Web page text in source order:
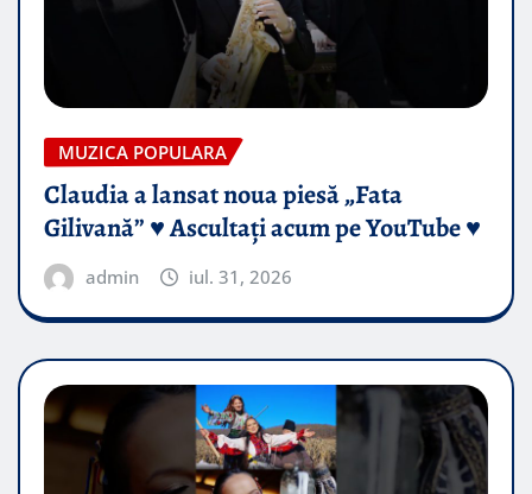
MUZICA POPULARA
Claudia a lansat noua piesă „Fata
Gilivană” ♥️ Ascultați acum pe YouTube ♥️
admin iul. 31, 2026